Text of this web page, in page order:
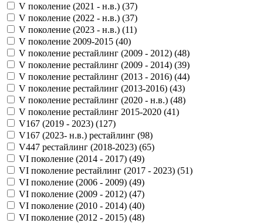
V поколение (2021 - н.в.) (37)
V поколение (2022 - н.в.) (37)
V поколение (2023 - н.в.) (11)
V поколение 2009-2015 (40)
V поколение рестайлинг (2009 - 2012) (48)
V поколение рестайлинг (2009 - 2014) (39)
V поколение рестайлинг (2013 - 2016) (44)
V поколение рестайлинг (2013-2016) (43)
V поколение рестайлинг (2020 - н.в.) (48)
V поколение рестайлинг 2015-2020 (41)
V167 (2019 - 2023) (127)
V167 (2023- н.в.) рестайлинг (98)
V447 рестайлинг (2018-2023) (65)
VI поколение (2014 - 2017) (49)
VI поколение рестайлинг (2017 - 2023) (51)
VI поколение (2006 - 2009) (49)
VI поколение (2009 - 2012) (47)
VI поколение (2010 - 2014) (40)
VI поколение (2012 - 2015) (48)